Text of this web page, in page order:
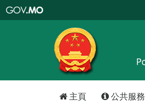
特
政
區
政
口
主頁 公共服務